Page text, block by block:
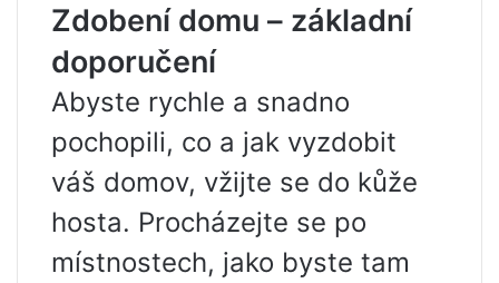
Zdobení domu – základní
doporučení
Abyste rychle a snadno
pochopili, co a jak vyzdobit
váš domov, vžijte se do kůže
hosta. Procházejte se po
místnostech, jako byste tam